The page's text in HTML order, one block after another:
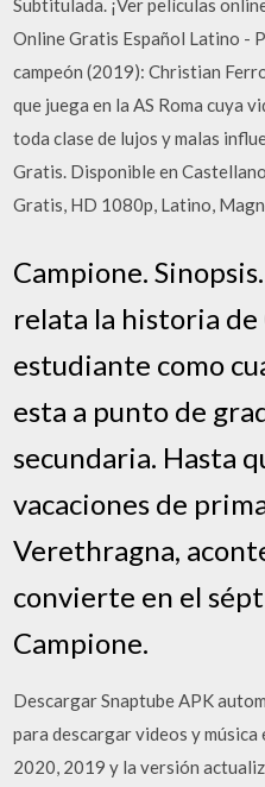
Subtitulada. ¡Ver películas
Online Gratis Español Latino -
campeón (2019): Christian
que juega en la AS Roma cuya
toda clase de lujos y malas
Gratis. Disponible en
Gratis, HD 1080p, Latino,
Campione.
relata la historia de
estudiante como
esta a punto de
secundaria. Hasta
vacaciones de
Verethragna,
convierte en el
Campione.
Descargar Snaptube APK
para descargar videos y
2020, 2019 y la versión